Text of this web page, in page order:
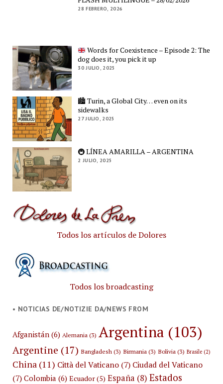
28 FEBRERO, 2026
Words for Coexistence – Episode 2: The
dog does it, you pick it up
30 JULIO, 2025
🏙️ Turin, a Global City… even on its
sidewalks
27 JULIO, 2025
🚇 LÍNEA AMARILLA – ARGENTINA
2 JULIO, 2025
Todos los artículos de Dolores
Todos los broadcasting
• NOTICIAS DE/NOTIZIE DA/NEWS FROM
Afganistán(6) Alemania (3) Argentina (103)
Argentine (17) Bangladesh (3) Birmania (3) Bolivia (3) Brasile(2)
China(11) Città del Vaticano(7) Ciudad del Vaticano
(7) Colombia (6) Ecuador(5) España (8) Estados